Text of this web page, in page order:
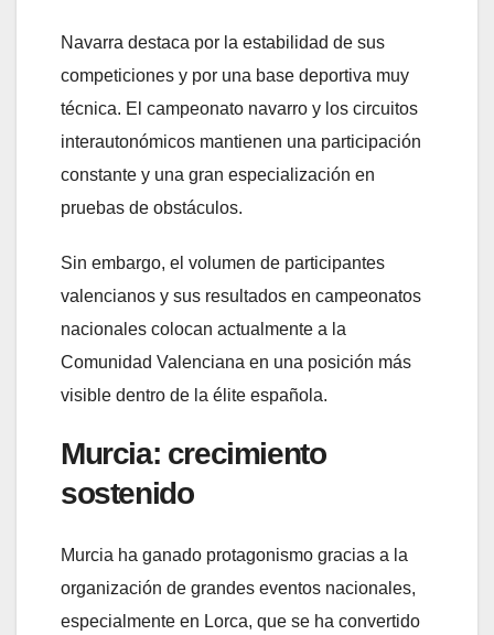
Navarra destaca por la estabilidad de sus
competiciones y por una base deportiva muy
técnica. El campeonato navarro y los circuitos
interautonómicos mantienen una participación
constante y una gran especialización en
pruebas de obstáculos.
Sin embargo, el volumen de participantes
valencianos y sus resultados en campeonatos
nacionales colocan actualmente a la
Comunidad Valenciana en una posición más
visible dentro de la élite española.
Murcia: crecimiento
sostenido
Murcia ha ganado protagonismo gracias a la
organización de grandes eventos nacionales,
especialmente en Lorca, que se ha convertido